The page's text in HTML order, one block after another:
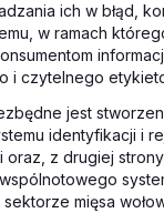
ich w błąd,
w ramach
i czytelnego
jest
identyfikacji i
oraz, z drugiej
mięsa